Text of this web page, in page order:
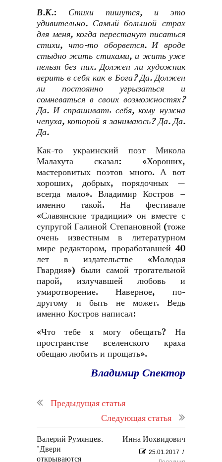
В.К.: Стихи пишутся, и это
удивительно. Самый большой страх
для меня, когда перестанут писаться
стихи, что-то оборвется. И вроде
стыдно жить стихами, и жить уже
нельзя без них. Должен ли художник
верить в себя как в Бога? Да. Должен
ли постоянно угрызаться и
сомневаться в своих возможностях?
Да. И спрашивать себя, кому нужна
чепуха, которой я занимаюсь? Да. Да.
Да.
Как-то украинский поэт Микола
Малахута сказал: «Хороших,
мастеровитых поэтов много. А вот
хороших, добрых, порядочных —
всегда мало». Владимир Костров –
именно такой. На фестивале
«Славянские традиции» он вместе с
супругой Галиной Степановной (тоже
очень известным в литературном
мире редактором, проработавшей 40
лет в издательстве «Молодая
Гвардия») были самой трогательной
парой, излучавшей любовь и
умиротворение. Наверное, по-
другому и быть не может. Ведь
именно Костров написал:
«Что тебе я могу обещать? На
пространстве вселенского краха
обещаю любить и прощать».
Владимир Спектор
Предыдущая статья
Следующая статья
Валерий Румянцев.
"Двери
открываются
Инна Иохвидович
25.01.2017 /